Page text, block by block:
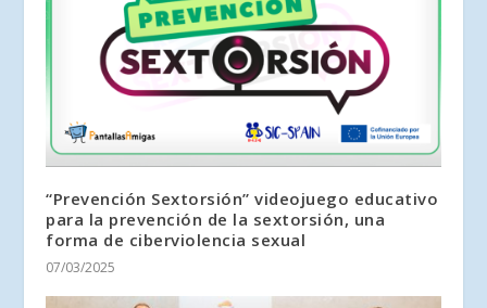
“Prevención Sextorsión” videojuego educativo
para la prevención de la sextorsión, una
forma de ciberviolencia sexual
07/03/2025